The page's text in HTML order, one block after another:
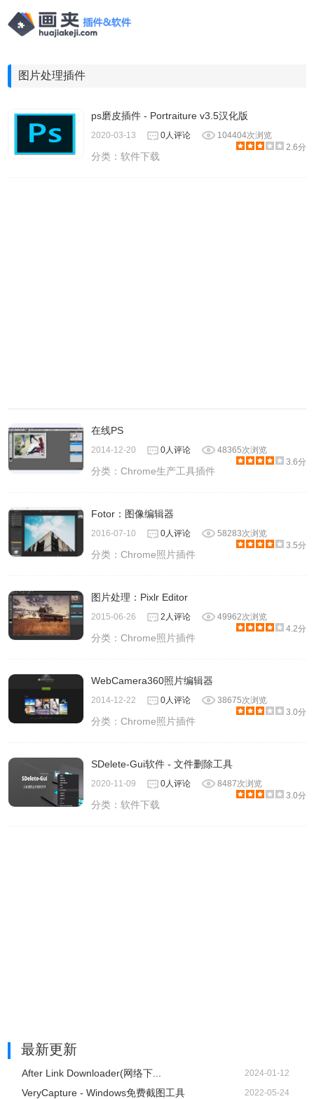
图片处理插件
ps磨皮插件 - Portraiture v3.5汉化版
2020-03-13 0人评论
104404次浏览
2.6分
分类：软件下载
在线PS
2014-12-20 0人评论
48365次浏览
3.6分
分类：Chrome生产工具插件
Fotor：图像编辑器
2016-07-10 0人评论
58283次浏览
3.5分
分类：Chrome照片插件
图片处理：Pixlr Editor
2015-06-26 2人评论
49962次浏览
4.2分
分类：Chrome照片插件
WebCamera360照片编辑器
2014-12-22 0人评论
38675次浏览
3.0分
分类：Chrome照片插件
SDelete-Gui软件 - 文件删除工具
2020-11-09 0人评论
8487次浏览
3.0分
分类：软件下载
最新更新
After Link Downloader(网络下... 2024-01-12
VeryCapture - Windows免费截图工具 2022-05-24